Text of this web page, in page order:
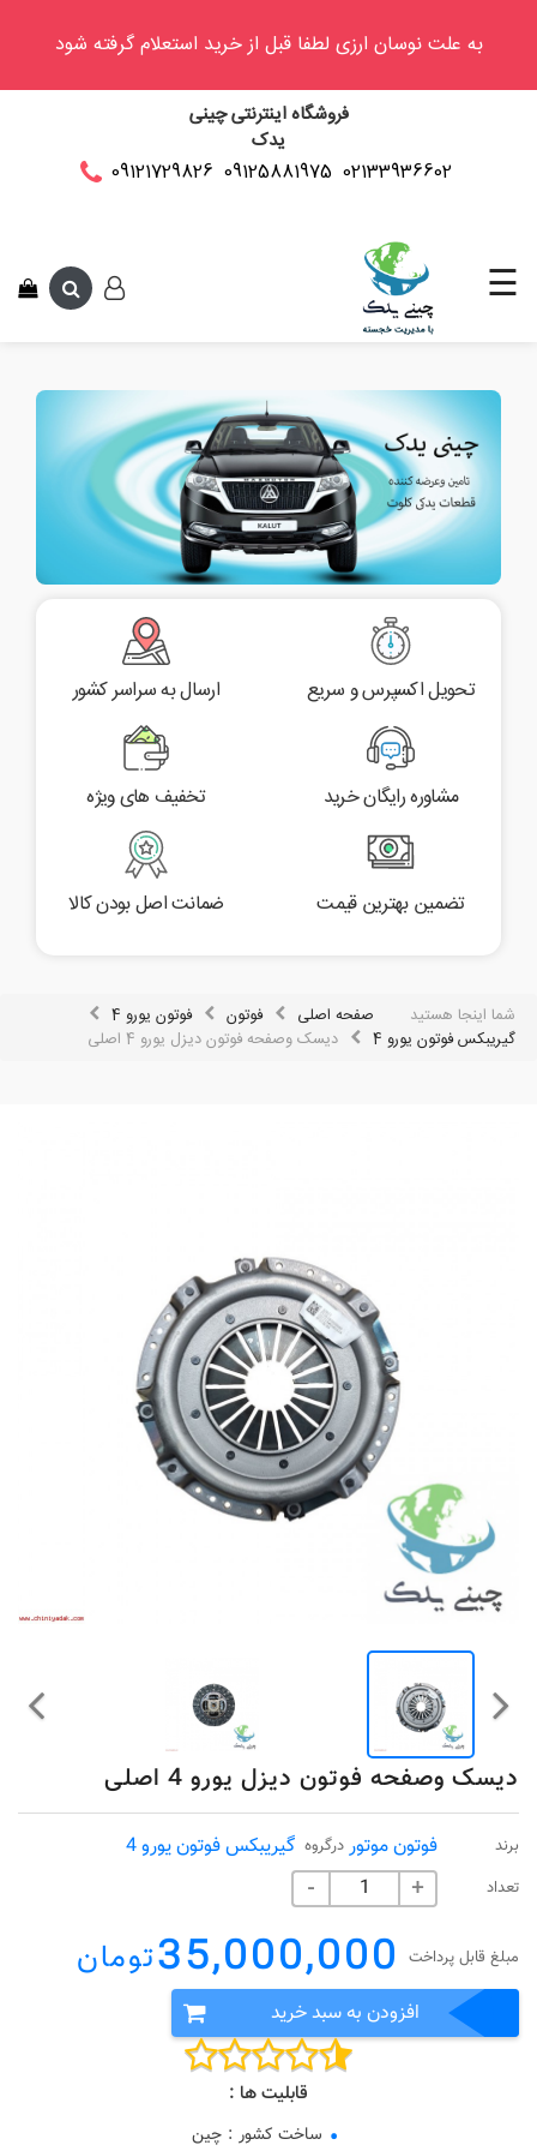
به علت نوسان ارزی لطفا قبل از خرید استعلام گرفته شود
فروشگاه اینترنتی چینی
یدک
02133936602
09125881975
09121729826
وینگل
سی
کاپرا
☰
تحویل اکسپرس و سریع ارسال به سراسر کشور
مشاوره رایگان خرید تخفیف های ویژه
تضمین بهترین قیمت ضمانت اصل بودن کالا
شما اینجا هستید صفحه اصلی فوتون
فوتون یورو 4
گیریبکس فوتون یورو 4
دیسک وصفحه فوتون دیزل یورو 4 اصلی
دیسک وصفحه فوتون دیزل یورو 4 اصلی
برند فوتون موتور درگروه گیریبکس فوتون یورو 4
تعداد - +
مبلغ قابل پرداخت 35,000,000تومان
افزودن به سبد خرید
قابلیت ها :
ساخت کشور : چین